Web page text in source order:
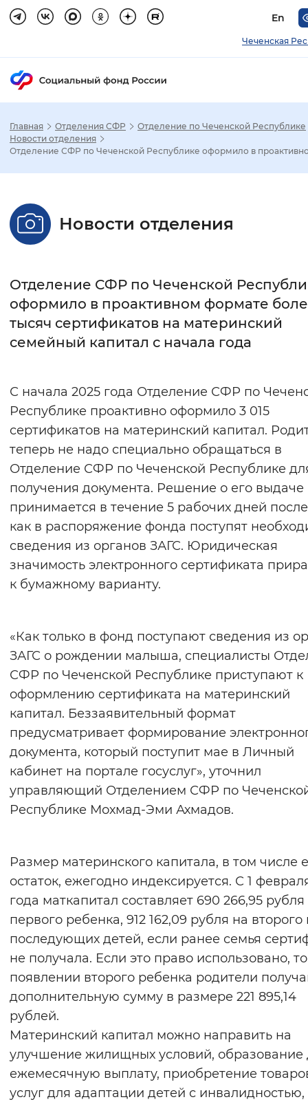
En
Чеченская
Настройка режима отображения
Стандартный Увеличенный
С засечками
Интервал между буквами
Цвет сайта
Монохромный Инверсивный
Синий фон
Изображения
Включены Выключены
Звуковой ассистент
Воспроизвести
Вернуть стандартные настройки
Главная Отделения СФР
Отделение по Чеченской Республике
Новости отделения
Отделение СФР по Чеченской Республике оформило в
Новости отделения
Отделение СФР по Чеченской
оформило в проактивном формате
тысяч сертификатов на материнский
семейный капитал с начала года
С начала 2025 года Отделение СФР по
Республике проактивно оформило 3 015
сертификатов на материнский капитал.
теперь не надо специально обращаться в
Отделение СФР по Чеченской Республике
получения документа. Решение о его выдаче
принимается в течение 5 рабочих дней после
как в распоряжение фонда поступят
сведения из органов ЗАГС. Юридическая
значимость электронного сертификата
к бумажному варианту.
«Как только в фонд поступают сведения из
ЗАГС о рождении малыша, специалисты
СФР по Чеченской Республике приступают к
оформлению сертификата на материнский
капитал. Беззаявительный формат
предусматривает формирование
документа, который поступит мае в Личный
кабинет на портале госуслуг», уточнил
управляющий Отделением СФР по
Республике Мохмад-Эми Ахмадов.
Размер материнского капитала, в том числе
остаток, ежегодно индексируется. С 1
года маткапитал составляет 690 266,95
первого ребенка, 912 162,09 рубля на второго
последующих детей, если ранее семья
не получала. Если это право использовано,
появлении второго ребенка родители
дополнительную сумму в размере 221 895,14
рублей.
Материнский капитал можно направить на
улучшение жилищных условий, образование
ежемесячную выплату, приобретение
услуг для адаптации детей с инвалидностью,